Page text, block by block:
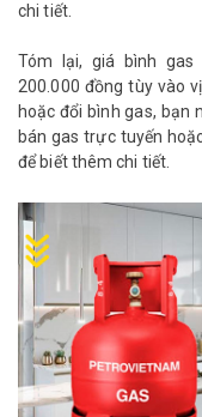
chi tiết.
Tóm lại, giá bình gas
200.000 đồng tùy vào
hoặc đổi bình gas, bạn
bán gas trực tuyến
để biết thêm chi tiết.